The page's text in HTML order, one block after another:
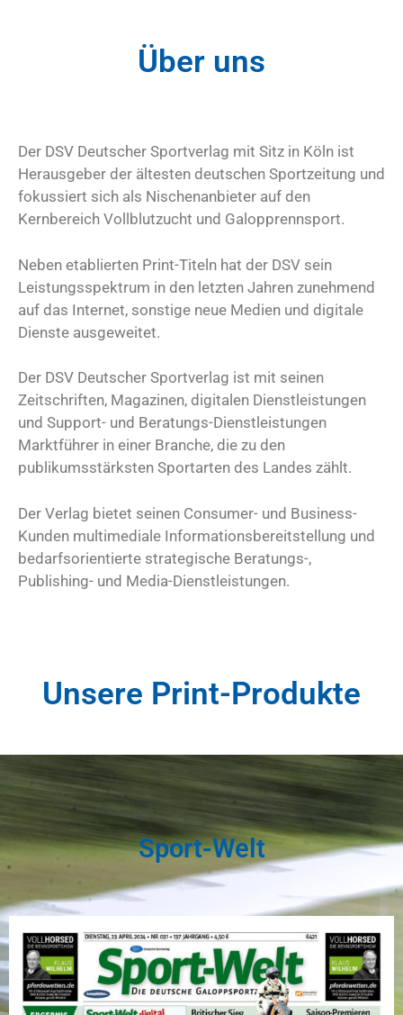
Über uns
Der DSV Deutscher Sportverlag mit Sitz in Köln ist
Herausgeber der ältesten deutschen Sportzeitung und
fokussiert sich als Nischenanbieter auf den
Kernbereich Vollblutzucht und Galopprennsport.
Neben etablierten Print-Titeln hat der DSV sein
Leistungsspektrum in den letzten Jahren zunehmend
auf das Internet, sonstige neue Medien und digitale
Dienste ausgeweitet.
Der DSV Deutscher Sportverlag ist mit seinen
Zeitschriften, Magazinen, digitalen Dienstleistungen
und Support- und Beratungs-Dienstleistungen
Marktführer in einer Branche, die zu den
publikumsstärksten Sportarten des Landes zählt.
Der Verlag bietet seinen Consumer- und Business-
Kunden multimediale Informationsbereitstellung und
bedarfsorientierte strategische Beratungs-,
Publishing- und Media-Dienstleistungen.
Unsere Print-Produkte
Sport-Welt